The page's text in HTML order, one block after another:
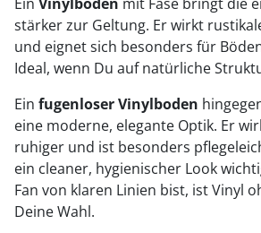
stärker zur Geltung. Er wirkt
und eignet sich besonders für
Ideal, wenn Du auf natürliche
Ein fugenloser Vinylboden
eine moderne, elegante Optik. Er
ruhiger und ist besonders
ein cleaner, hygienischer Look
Fan von klaren Linien bist, ist Vinyl
Deine Wahl.